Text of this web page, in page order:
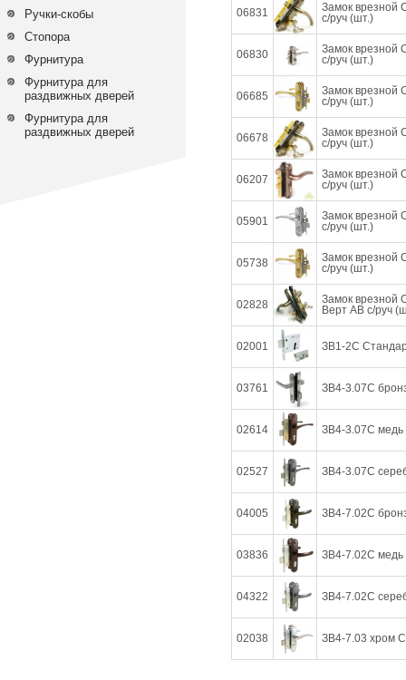
Ручки-скобы
Стопора
Фурнитура
Фурнитура для
раздвижных дверей
Фурнитура для
раздвижных дверей
06831
Замок врезной
с/руч (шт.)
06830
Замок врезной
с/руч (шт.)
06685
Замок врезной
с/руч (шт.)
06678
Замок врезной
с/руч (шт.)
06207
Замок врезной
с/руч (шт.)
05901
Замок врезной
с/руч (шт.)
05738
Замок врезной
с/руч (шт.)
02828
Замок врезной
Верт AB с/руч
02001 ЗВ1-2С
03761 ЗВ4-3.07С
02614 ЗВ4-3.07С медь
02527 ЗВ4-3.07С
04005 ЗВ4-7.02С
03836 ЗВ4-7.02С медь
04322 ЗВ4-7.02С
02038 ЗВ4-7.03 хром